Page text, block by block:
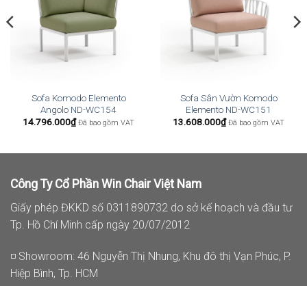
Sofa Komodo Elemento
Angolo ND-WC154
14.796.000₫ Đã bao gồm VAT
Sofa Sân Vườn Komodo
Elemento ND-WC151
13.608.000₫ Đã bao gồm VAT
Công Ty Cổ Phần Win Chair Việt Nam
Giấy phép ĐKKD số 0311890732 do sở kế hoạch và đầu tư
Tp. Hồ Chí Minh cấp ngày 20/07/2012
◽ Showroom: 46 Nguyễn Thị Nhung, Khu đô thị Vạn Phúc, P.
Hiệp Bình, Tp. HCM